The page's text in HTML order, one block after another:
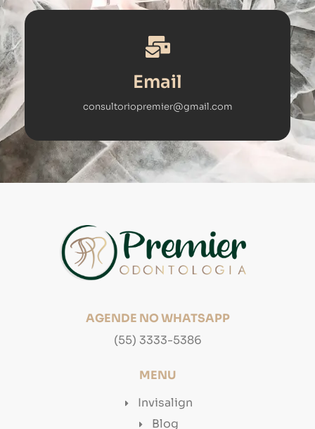
Email
consultoriopremier@gmail.com
AGENDE NO WHATSAPP
(55) 3333-5386
MENU
Invisalign
Blog